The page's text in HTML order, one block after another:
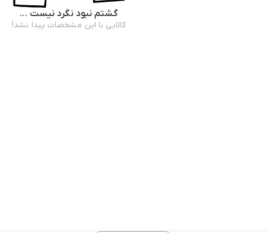
گشتم نبود نگرد نیست ...
کالایی با این مشخصات پیدا نشد!